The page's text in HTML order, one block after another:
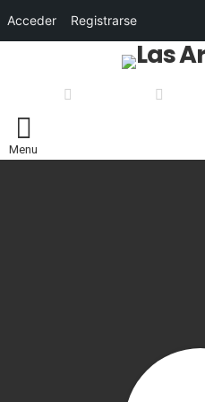
Menu
Acceder Registrarse